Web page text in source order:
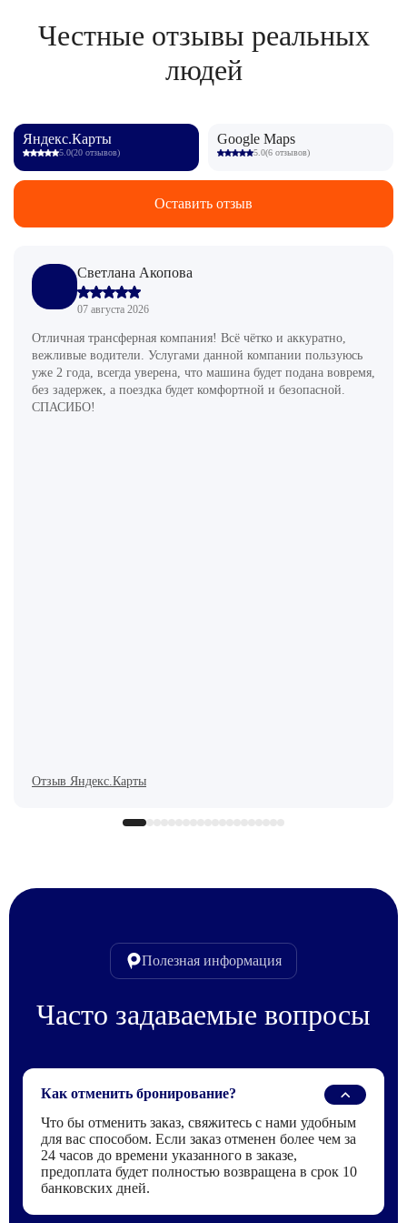
Честные отзывы реальных
людей
Яндекс.Карты
5.0(20 отзывов)
Google Maps
5.0(6 отзывов)
Оставить отзыв
Светлана Акопова
07 августа 2026
Отличная трансферная компания! Всё чётко и аккуратно,
вежливые водители. Услугами данной компании пользуюсь
уже 2 года, всегда уверена, что машина будет подана вовремя,
без задержек, а поездка будет комфортной и безопасной.
СПАСИБО!
Отзыв Яндекс.Карты
Полезная информация
Часто задаваемые вопросы
Как отменить бронирование?
Что бы отменить заказ, свяжитесь с нами удобным
для вас способом. Если заказ отменен более чем за
24 часов до времени указанного в заказе,
предоплата будет полностью возвращена в срок 10
банковских дней.